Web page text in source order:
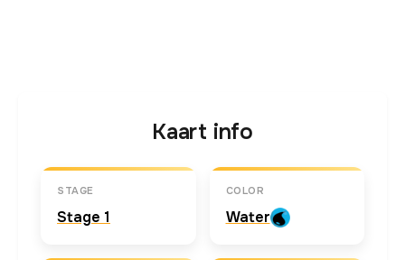
Kaart info
STAGE
Stage 1
COLOR
Water